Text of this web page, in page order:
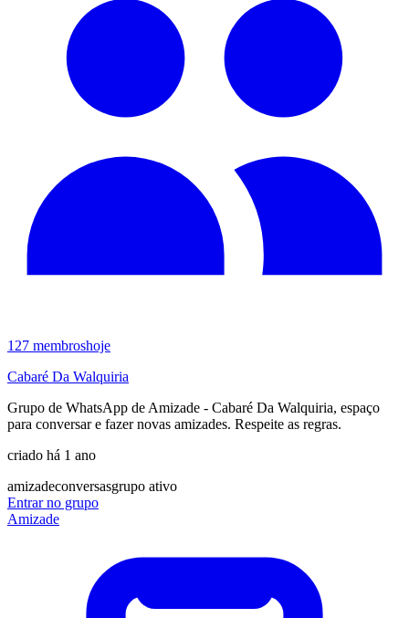
127 membroshoje
Cabaré Da Walquiria
Grupo de WhatsApp de Amizade - Cabaré Da Walquiria, espaço
para conversar e fazer novas amizades. Respeite as regras.
criado há 1 ano
amizadeconversasgrupo ativo
Entrar no grupo
Amizade